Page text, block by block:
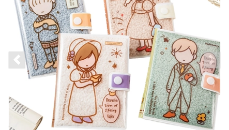
Previous slide